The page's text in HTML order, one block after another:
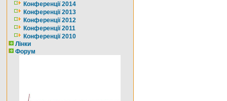
Конференції 2014
Конференції 2013
Конференції 2012
Конференції 2011
Конференції 2010
Лінки
Форум